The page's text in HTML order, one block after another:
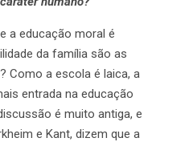
a educação moral é
da família são as
Como a escola é laica, a
entrada na educação
é muito antiga, e
e Kant, dizem que a